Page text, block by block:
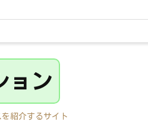
ョン
紹介するサイト